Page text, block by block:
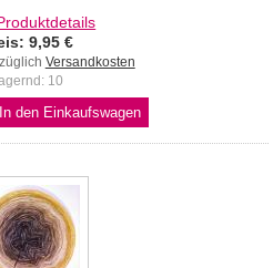
9,95 €
Versandkosten
10